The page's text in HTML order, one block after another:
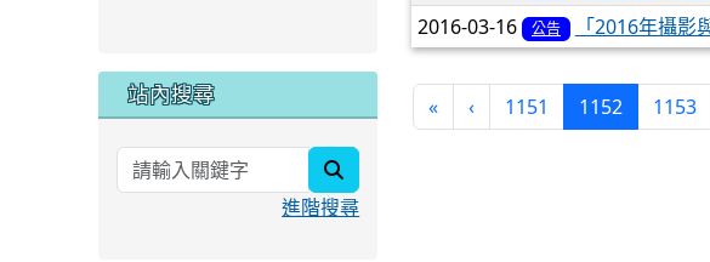
2016-03-16 公告 「2016年攝影
« ‹ 1151 1152 (current)
1153
站內搜尋
進階搜尋